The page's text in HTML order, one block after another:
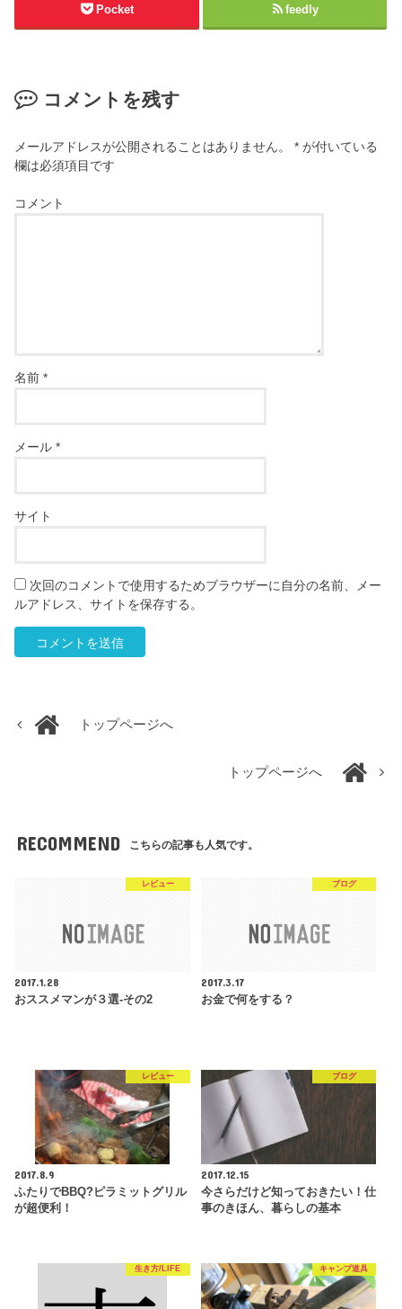
Pocket feedly
コメントを残す
メールアドレスが公開されることはありません。 * が付いている
欄は必須項目です
コメント
名前*
メール*
サイト
次回のコメントで使用するためブラウザーに自分の名前、メー
ルアドレス、サイトを保存する。
トップページへ
トップページへ
RECOMMEND こちらの記事も人気です。
レビュー
2017.1.28
おススメマンが３選-その2
ブログ
2017.3.17
お金で何をする？
レビュー
2017.8.9
ふたりでBBQ?ピラミットグリル
が超便利！
ブログ
2017.12.15
今さらだけど知っておきたい！仕
事のきほん、暮らしの基本
生き方/LIFE キャンプ道具